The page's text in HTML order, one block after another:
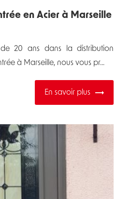
en Acier à Marseille
20 ans dans la distribution
à Marseille, nous vous pr...
En savoir plus